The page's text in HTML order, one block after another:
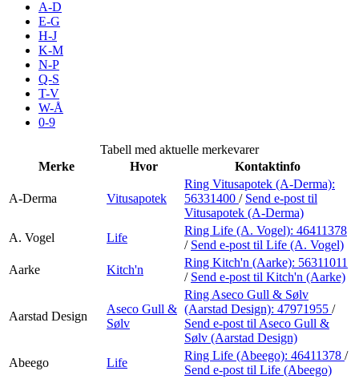
Inspirasjon
Søk
Praktisk informasjon
Ledige stillinger
Magasin
A-D
E-G
H-J
K-M
N-P
Q-S
T-V
W-Å
0-9
Tabell med aktuelle merkevarer
Merke
Hvor Kontaktinfo
A-Derma Vitusapotek
Ring Vitusapotek (A-Derma):
56331400 / Send e-post til
Vitusapotek (A-Derma)
A. Vogel
Life
Ring Life (A. Vogel): 46411378
/ Send e-post til Life (A. Vogel)
Aarke
Kitch'n
Ring Kitch'n (Aarke): 56311011
/ Send e-post til Kitch'n (Aarke)
Aarstad Design
Aseco Gull &
Sølv
Ring Aseco Gull & Sølv
(Aarstad Design): 47971955 /
Send e-post til Aseco Gull &
Sølv (Aarstad Design)
Abeego
Life
Ring Life (Abeego): 46411378 /
Send e-post til Life (Abeego)